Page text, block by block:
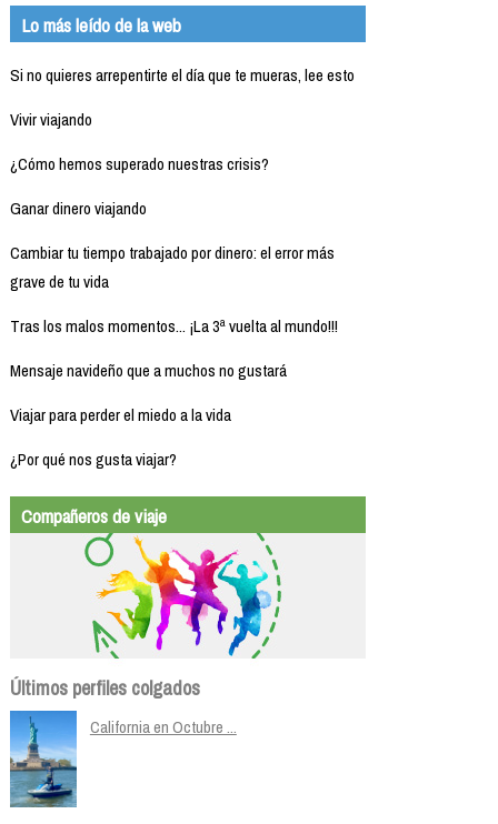
Lo más leído de la web
Si no quieres arrepentirte el día que te mueras, lee esto
Vivir viajando
¿Cómo hemos superado nuestras crisis?
Ganar dinero viajando
Cambiar tu tiempo trabajado por dinero: el error más
grave de tu vida
Tras los malos momentos... ¡La 3ª vuelta al mundo!!!
Mensaje navideño que a muchos no gustará
Viajar para perder el miedo a la vida
¿Por qué nos gusta viajar?
Compañeros de viaje
Últimos perfiles colgados
California en Octubre ...